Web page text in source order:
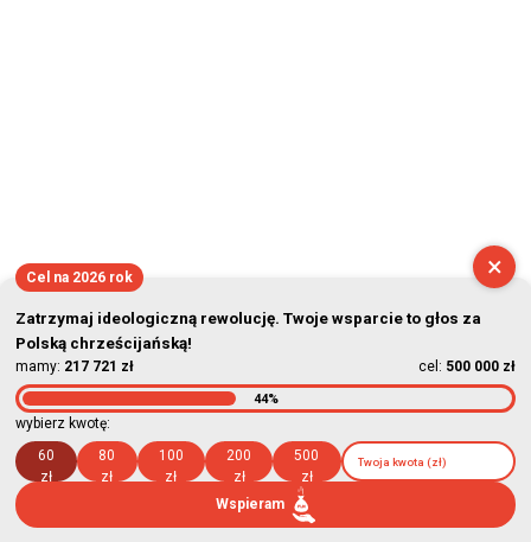
×
Cel na 2026 rok
Zatrzymaj ideologiczną rewolucję. Twoje wsparcie to głos za
Polską chrześcijańską!
mamy: 217 721 zł cel: 500 000 zł
44%
wybierz kwotę:
60
zł
80
zł
100
zł
200
zł
500
zł
Wspieram